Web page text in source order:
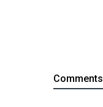
Comments